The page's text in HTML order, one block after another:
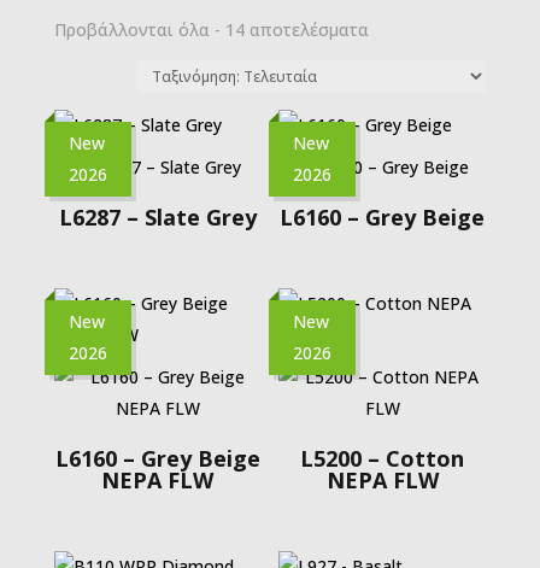
Προβάλλονται όλα - 14 αποτελέσματαSorted
New
2026
L6287 – Slate Grey
New
2026
L6160 – Grey Beige
New
2026
L6160 – Grey Beige
ΝΕΡΑ FLW
New
2026
L5200 – Cotton
ΝΕΡΑ FLW